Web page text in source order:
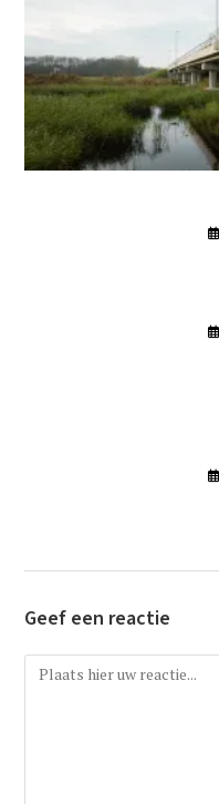
Geef een reactie
Reactie